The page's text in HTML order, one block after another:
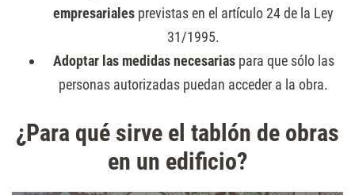
empresariales previstas en el artículo 24 de la Ley
31/1995.
Adoptar las medidas necesariaspara que sólo las
personas autorizadas puedan acceder a la obra.
¿Para qué sirve el tablón de obras
en un edificio?